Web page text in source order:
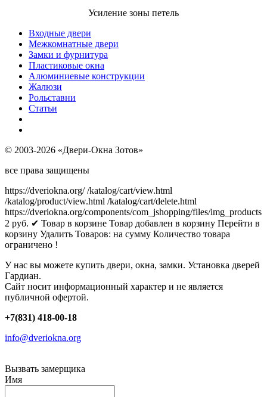
Усиление зоны петель
Входные двери
Межкомнатные двери
Замки и фурнитура
Пластиковые окна
Алюминиевые конструкции
Жалюзи
Рольставни
Статьи
© 2003-2026 «Двери-Окна Зотов»
все права защищены
https://dveriokna.org/ /katalog/cart/view.html
/katalog/product/view.html /katalog/cart/delete.html
https://dveriokna.org/components/com_jshopping/files/img_products
2 руб. ✔ Товар в корзине Товар добавлен в корзину Перейти в
корзину Удалить Товаров: на сумму Количество товара
ограничено !
У нас вы можете купить двери, окна, замки. Установка дверей
Гардиан.
Сайт носит информационный характер и не является
публичной офертой.
+7(831) 418-00-18
info@dveriokna.org
Вызвать замерщика
Имя